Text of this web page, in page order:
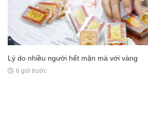
Lý do nhiều người hết mặn mà với vàng
6 giờ trước